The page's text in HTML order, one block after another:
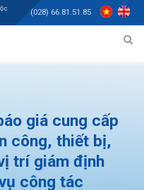
(028) 66.81.51.85
giá cung cấp
công, thiết bị,
trí giám định
công tác